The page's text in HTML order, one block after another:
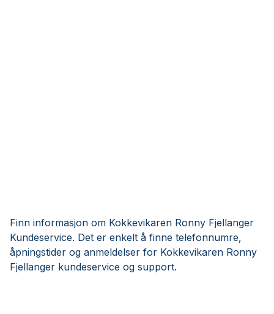
Finn informasjon om Kokkevikaren Ronny Fjellanger
Kundeservice. Det er enkelt å finne telefonnumre,
åpningstider og anmeldelser for Kokkevikaren Ronny
Fjellanger kundeservice og support.